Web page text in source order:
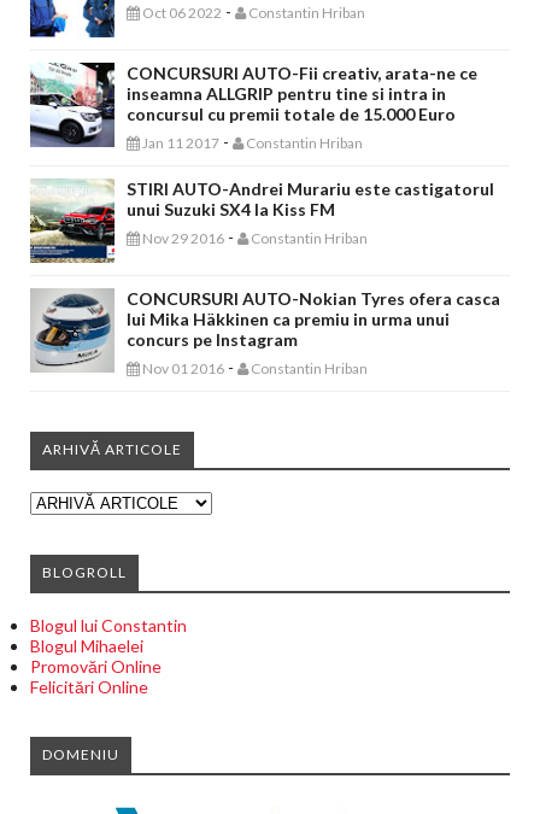
Oct 06 2022 - Constantin Hriban
CONCURSURI AUTO-Fii creativ, arata-ne ce
inseamna ALLGRIP pentru tine si intra in
concursul cu premii totale de 15.000 Euro
Jan 11 2017 - Constantin Hriban
STIRI AUTO-Andrei Murariu este castigatorul
unui Suzuki SX4 la Kiss FM
Nov 29 2016 - Constantin Hriban
CONCURSURI AUTO-Nokian Tyres ofera casca
lui Mika Häkkinen ca premiu in urma unui
concurs pe Instagram
Nov 01 2016 - Constantin Hriban
ARHIVĂ ARTICOLE
BLOGROLL
Blogul lui Constantin
Blogul Mihaelei
Promovări Online
Felicitări Online
DOMENIU